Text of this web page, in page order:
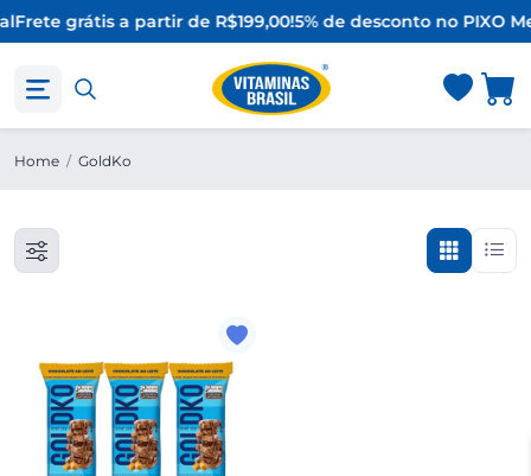
Frete grátis a partir de R$199,00!5% de desconto no PIXO
Home / GoldKo